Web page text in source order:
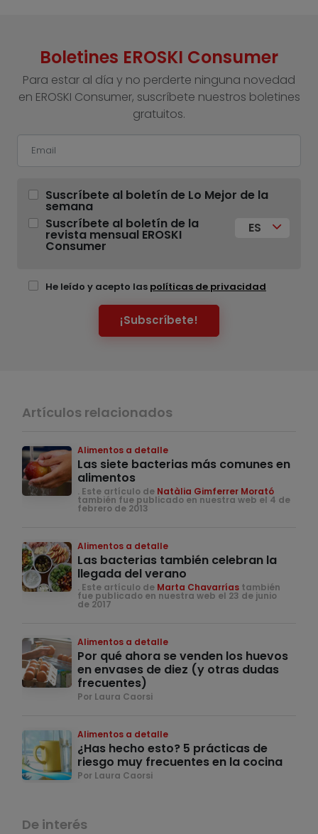
Boletines EROSKI Consumer
Para estar al día y no perderte ninguna novedad
en EROSKI Consumer, suscríbete nuestros boletines
gratuitos.
Suscríbete al boletín de Lo Mejor de la
semana
Suscríbete al boletín de la
revista mensual EROSKI
Consumer
ES
He leído y acepto las políticas de privacidad
¡Subscríbete!
Artículos relacionados
Alimentos a detalle
Las siete bacterias más comunes en
alimentos
. Este artículo de Natàlia Gimferrer Morató
también fue publicado en nuestra web el 4 de
febrero de 2013
Alimentos a detalle
Las bacterias también celebran la
llegada del verano
. Este artículo de Marta Chavarrías también
fue publicado en nuestra web el 23 de junio
de 2017
Alimentos a detalle
Por qué ahora se venden los huevos
en envases de diez (y otras dudas
frecuentes)
Por Laura Caorsi
Alimentos a detalle
¿Has hecho esto? 5 prácticas de
riesgo muy frecuentes en la cocina
Por Laura Caorsi
De interés